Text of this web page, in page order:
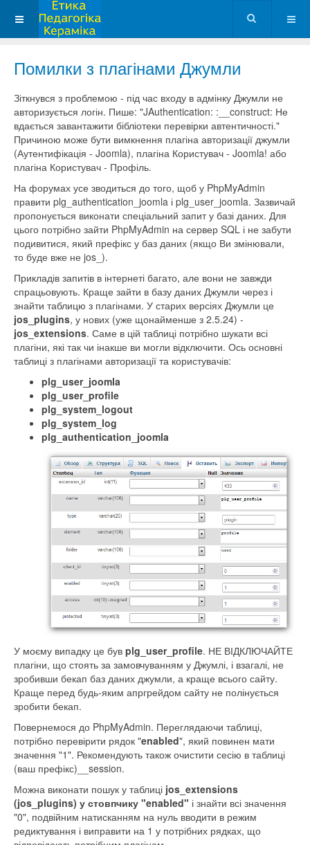
Помилки з плагінами Джумли
Зіткнувся з проблемою - під час входу в адмінку Джумли не
авторизується логін. Пише: "JAuthentication: :__construct: Не
вдається завантажити бібліотеки перевірки автентичності."
Причиною може бути вимкнення плагіна авторизації джумли
(Аутентифікація - Joomla), плагіна Користувач - Joomla! або
плагіна Користувач - Профіль.
На форумах усе зводиться до того, щоб у PhpMyAdmin
правити plg_authentication_joomla і plg_user_joomla. Зазвичай
пропонується виконати спеціальний запит у базі даних. Для
цього потрібно зайти PhpMyAdmin на сервер SQL і не забути
подивитися, який префікс у баз даних (якщо Ви змінювали,
то буде вже не jos_).
Прикладів запитів в інтернеті багато, але вони не завжди
спрацьовують. Краще зайти в базу даних Джумли через і
знайти таблицю з плагінами. У старих версіях Джумли це
jos_plugins, у нових (уже щонайменше з 2.5.24) -
jos_extensions. Саме в цій таблиці потрібно шукати всі
плагіни, які так чи інакше ви могли відключити. Ось основні
таблиці з плагінами авторизації та користувачів:
plg_user_joomla
plg_user_profile
plg_system_logout
plg_system_log
plg_authentication_joomla
У моєму випадку це був plg_user_profile. НЕ ВІДКЛЮЧАЙТЕ
плагіни, що стоять за замовчуванням у Джумлі, і взагалі, не
зробивши бекап баз даних джумли, а краще всього сайту.
Краще перед будь-яким апргрейдом сайту не полінується
зробити бекап.
Повернемося до PhpMyAdmin. Переглядаючи таблиці,
потрібно перевірити рядок "enabled", який повинен мати
значення "1". Рекомендують також очистити сесію в таблиці
(ваш префікс)__session.
Можна виконати пошук у таблиці jos_extensions
(jos_plugins) у стовпчику "enabled" і знайти всі значення
"0", подвійним натисканням на нуль вводити в режим
редиктування і виправити на 1 у потрібних рядках, що